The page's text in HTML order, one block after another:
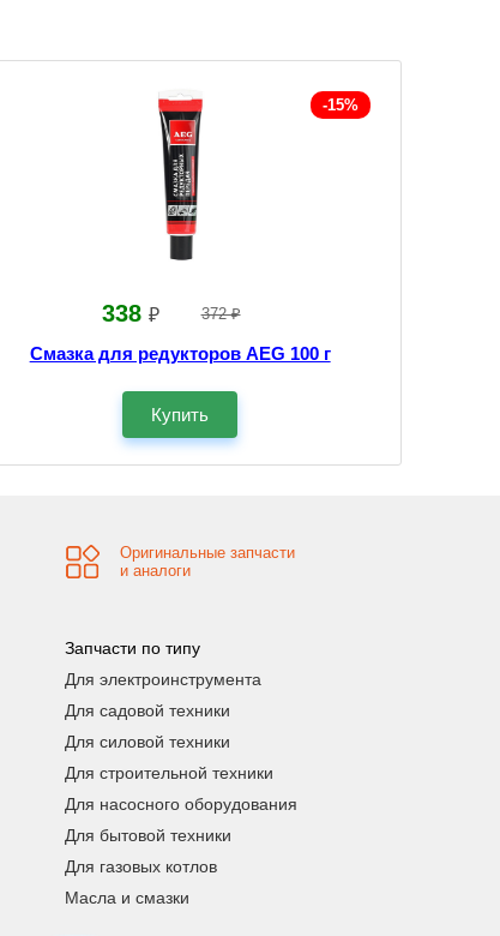
-15%
338 ₽ 372 ₽
Смазка для редукторов AEG 100 г
Купить
Оригинальные запчасти
и аналоги
Запчасти по типу
Для электроинструмента
Для садовой техники
Для силовой техники
Для строительной техники
Для насосного оборудования
Для бытовой техники
Для газовых котлов
Масла и смазки